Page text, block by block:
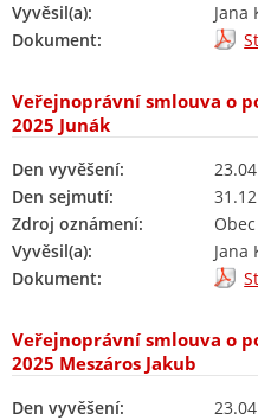
Vyvěsil(a):
Jana
Dokument:
Veřejnoprávní smlouva o
2025 Junák
Den vyvěšení:
Den sejmutí:
Zdroj oznámení:
Vyvěsil(a):
Jana
Dokument:
Veřejnoprávní smlouva o
2025 Meszáros Jakub
Den vyvěšení: